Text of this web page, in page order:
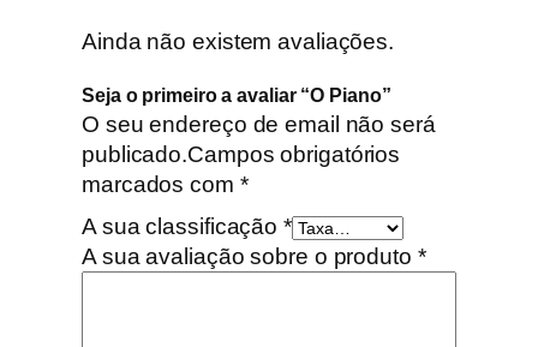
Ainda não existem avaliações.
Seja o primeiro a avaliar “O Piano”
O seu endereço de email não será
publicado.Campos obrigatórios
marcados com *
A sua classificação *
A sua avaliação sobre o produto *